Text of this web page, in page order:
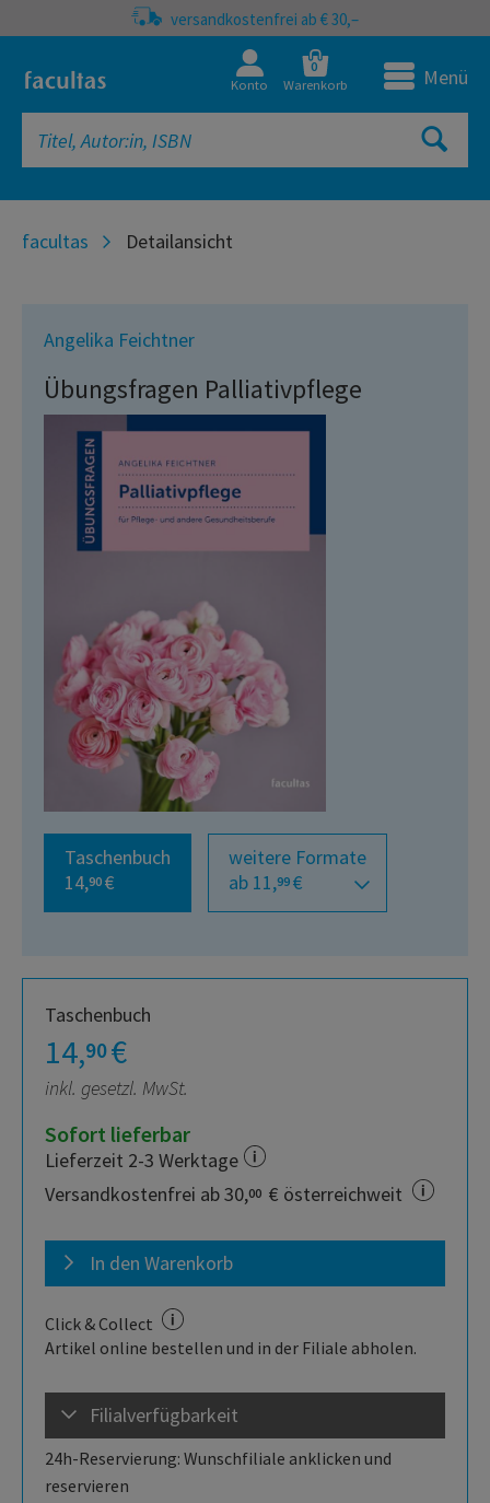
versandkostenfrei ab € 30,–
Konto
0
Warenkorb Menü
facultas Detailansicht
Angelika Feichtner
Übungsfragen Palliativpflege
Taschenbuch
14,90 €
weitere Formate
ab 11,99 €
Taschenbuch
14,90€
inkl. gesetzl. MwSt.
Sofort lieferbar
Lieferzeit 2-3 Werktage
Versandkostenfrei ab 30,00 € österreichweit
In den Warenkorb
Click & Collect
Artikel online bestellen und in der Filiale abholen.
Filialverfügbarkeit
24h-Reservierung: Wunschfiliale anklicken und
reservieren